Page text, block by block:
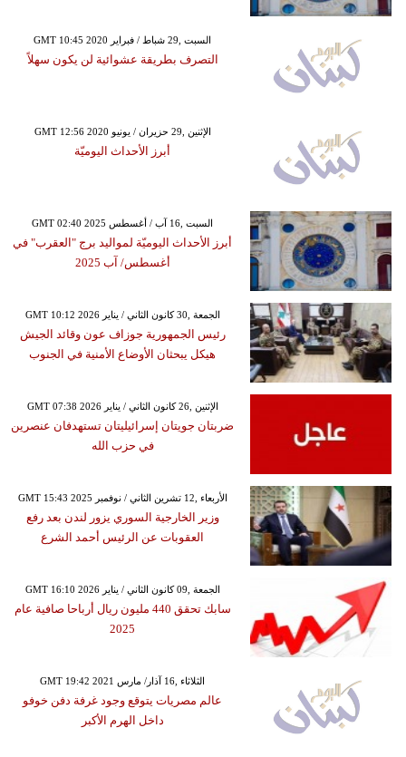
GMT 10:45 2020 السبت ,29 شباط / فبراير
التصرف بطريقة عشوائية لن يكون سهلاً
GMT 12:56 2020 الإثنين ,29 حزيران / يونيو
أبرز الأحداث اليوميّة
GMT 02:40 2025 السبت ,16 آب / أغسطس
أبرز الأحداث اليوميّة لمواليد برج "العقرب" في
أغسطس/ آب 2025
GMT 10:12 2026 الجمعة ,30 كانون الثاني / يناير
رئيس الجمهورية جوزاف عون وقائد الجيش
هيكل يبحثان الأوضاع الأمنية في الجنوب
GMT 07:38 2026 الإثنين ,26 كانون الثاني / يناير
ضربتان جويتان إسرائيليتان تستهدفان عنصرين
في حزب الله
GMT 15:43 2025 الأربعاء ,12 تشرين الثاني / نوفمبر
وزير الخارجية السوري يزور لندن بعد رفع
العقوبات عن الرئيس أحمد الشرع
GMT 16:10 2026 الجمعة ,09 كانون الثاني / يناير
سابك تحقق 440 مليون ريال أرباحا صافية عام
2025
GMT 19:42 2021 الثلاثاء ,16 آذار/ مارس
عالم مصريات يتوقع وجود غرفة دفن خوفو
داخل الهرم الأكبر